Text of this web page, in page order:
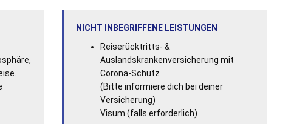
NICHT INBEGRIFFENE LEISTUNGEN
Reiserücktritts- &
Auslandskrankenversicherung mit
Corona-Schutz
(Bitte informiere dich bei deiner
Versicherung)
Visum (falls erforderlich)